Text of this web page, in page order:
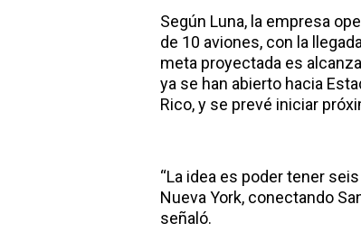
Según Luna, la empresa
de 10 aviones, con la
meta proyectada es
ya se han abierto hacia
Rico, y se prevé iniciar
“La idea es poder tener
Nueva York, conectando
señaló.